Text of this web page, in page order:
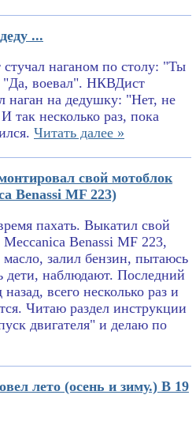
...
наганом по столу: "Ты
"Да, воевал". НКВДист
наган на дедушку: "Нет, не
так несколько раз, пока
Читать далее »
свой мотоблок
Benassi MF 223)
пахать. Выкатил свой
Benassi MF 223,
масло, залил бензин, пытаюсь
дети, наблюдают. Последний
всего несколько раз и
Читаю раздел инструкции
двигателя" и делаю по
лето (осень и зиму.) В 19